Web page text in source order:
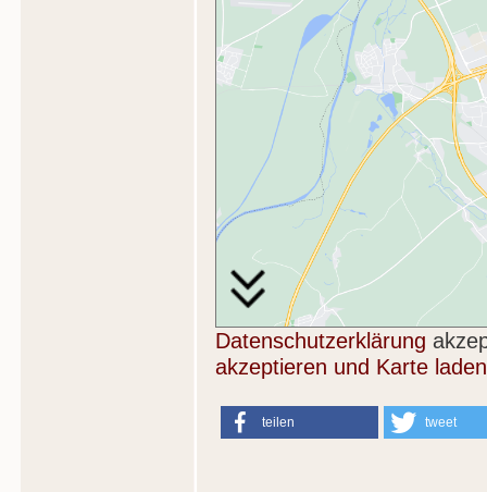
Datenschutzerklärung
akzeptieren und Karte laden
teilen tweet